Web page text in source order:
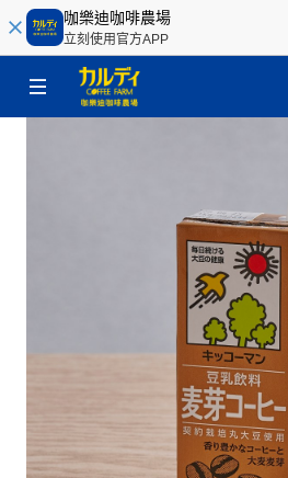
咖樂迪咖啡農場
立刻使用官方APP